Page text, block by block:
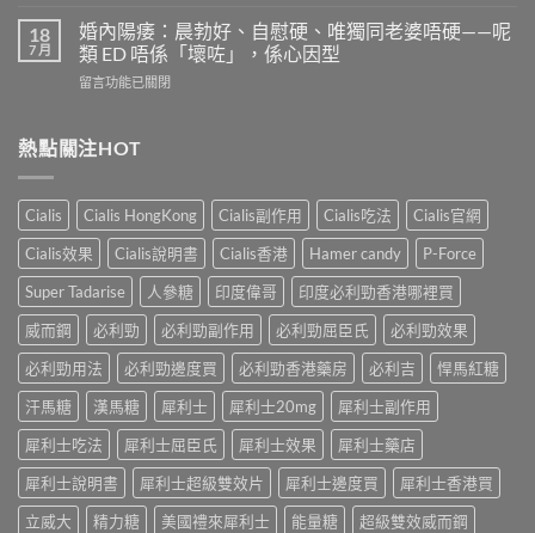
完
整
南：
男
讀
的
正
確
用
法〉
4
個
信
號
評
副
作
用
與
增
效
指
南，
香
男
性
必
讀〉
凍
威
而
鋼
利
期
比
較：
邊
款
先
合
「長
期
理」？〉
中
18
7 月
婚內陽痿：晨勃好、自慰硬、唯獨同老婆唔硬——呢
類 ED 唔係「壞咗」，係心因型
在
陽
痿：
勃
好、
自
慰
硬、
唯
同
老
婆
硬
——
呢
類
ED
留言功能已關閉
熱點關注HOT
Cialis Cialis HongKong Cialis副作用 Cialis吃法
Cialis官網
Cialis效果
Cialis說明書 Cialis香港 Hamer candy
P-Force
Super Tadarise
人參糖 印度偉哥
印度必利勁香港哪裡買
威而鋼
必利勁 必利勁副作用 必利勁屈臣氏
必利勁效果
必利勁用法
必利勁邊度買 必利勁香港藥房 必利吉
悍馬紅糖
汗馬糖
漢馬糖 犀利士 犀利士20mg
犀利士副作用
犀利士吃法
犀利士屈臣氏 犀利士效果
犀利士藥店
犀利士說明書
犀利士超級雙效片 犀利士邊度買
犀利士香港買
立威大
精力糖 美國禮來犀利士 能量糖 超級雙效威而鋼